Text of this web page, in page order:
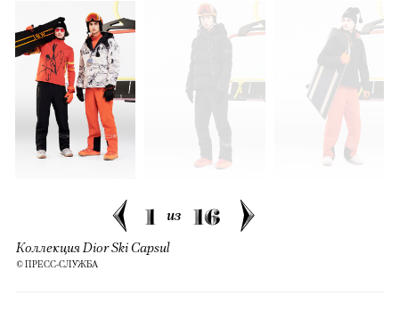
1 из 16
Коллекция Dior Ski Capsul
© ПРЕСС-СЛУЖБА